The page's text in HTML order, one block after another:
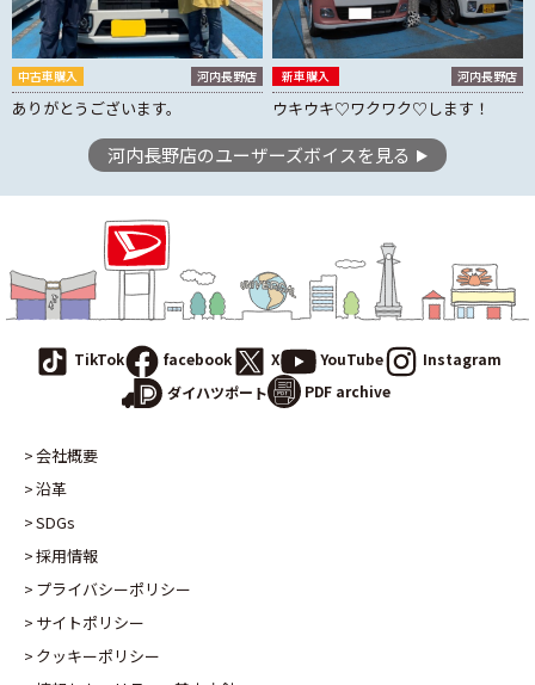
中古車購入 河内長野店
ありがとうございます。
新車購入 河内長野店
ウキウキ♡ワクワク♡します！
河内長野店のユーザーズボイスを見る
TikTok facebook X YouTube
Instagram
ダイハツポート
PDF archive
会社概要
沿革
SDGs
採用情報
プライバシーポリシー
サイトポリシー
クッキーポリシー